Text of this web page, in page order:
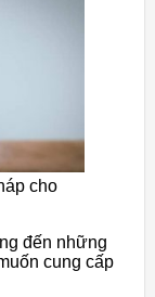
cho
đến những
cung cấp